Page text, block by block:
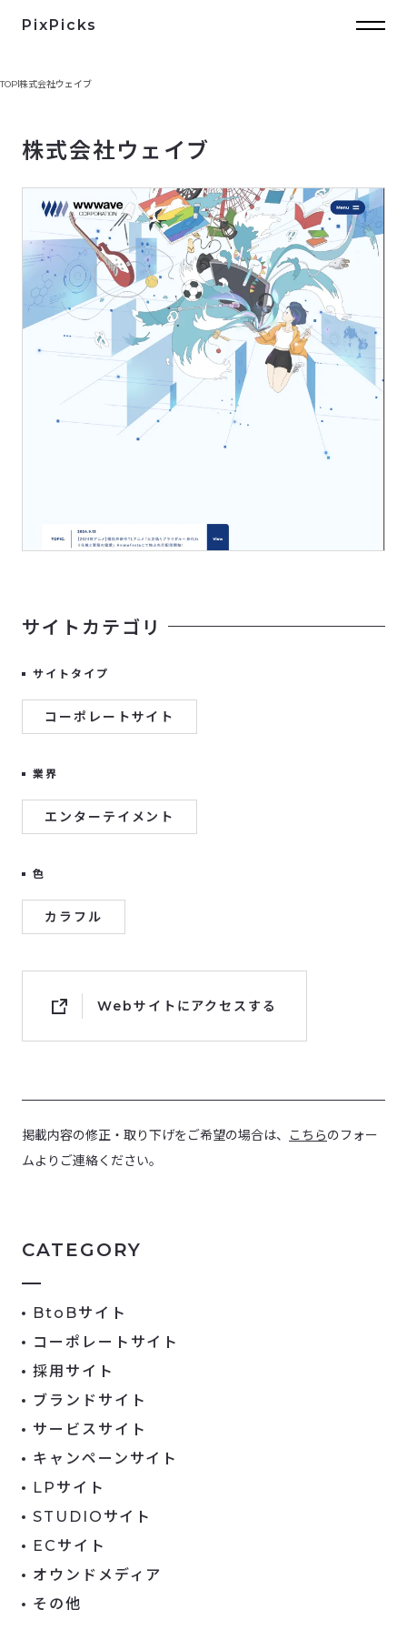
PixPicks
TOP株式会社ウェイブ
株式会社ウェイブ
サイトカテゴリ
サイトタイプ
コーポレートサイト
業界
エンターテイメント
色
カラフル
Webサイトにアクセスする
掲載内容の修正・取り下げをご希望の場合は、 こちらのフォー
ムよりご連絡ください。
CATEGORY
BtoBサイト
コーポレートサイト
採用サイト
ブランドサイト
サービスサイト
キャンペーンサイト
LPサイト
STUDIOサイト
ECサイト
オウンドメディア
その他